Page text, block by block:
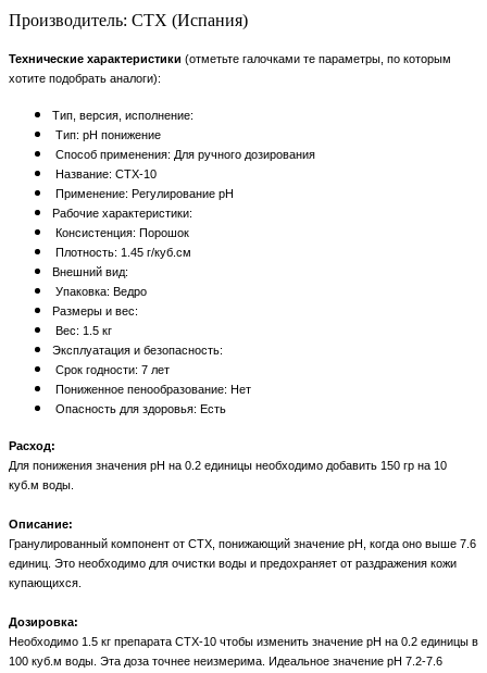
Производитель: CTX (Испания)
Технические характеристики (отметьте галочками те параметры, по которым
хотите подобрать аналоги):
Тип, версия, исполнение:
Тип: pH понижение
Способ применения: Для ручного дозирования
Название: CTX-10
Применение: Регулирование pH
Рабочие характеристики:
Консистенция: Порошок
Плотность: 1.45 г/куб.см
Внешний вид:
Упаковка: Ведро
Размеры и вес:
Вес: 1.5 кг
Эксплуатация и безопасность:
Срок годности: 7 лет
Пониженное пенообразование: Нет
Опасность для здоровья: Есть
Расход:
Для понижения значения pH на 0.2 единицы необходимо добавить 150 гр на 10
куб.м воды.
Описание:
Гранулированный компонент от CTX, понижающий значение pH, когда оно выше 7.6
единиц. Это необходимо для очистки воды и предохраняет от раздражения кожи
купающихся.
Дозировка:
Необходимо 1.5 кг препарата CTX-10 чтобы изменить значение pH на 0.2 единицы в
100 куб.м воды. Эта доза точнее неизмерима. Идеальное значение pH 7.2-7.6